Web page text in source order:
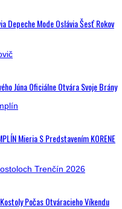
Depeche Mode Oslávia Šesť Rokov
Júna Oficiálne Otvára Svoje Brány
Mieria S Predstavením KORENE
Počas Otváracieho Víkendu